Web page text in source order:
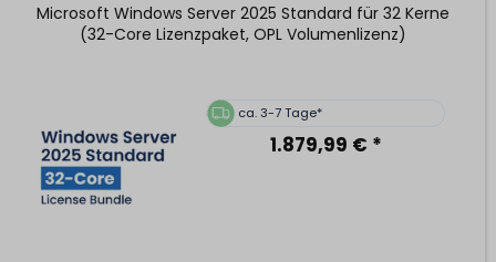
Microsoft Windows Server 2025 Standard für 32 Kerne
(32-Core Lizenzpaket, OPL Volumenlizenz)
ca. 3-7 Tage*
1.879,99 € *